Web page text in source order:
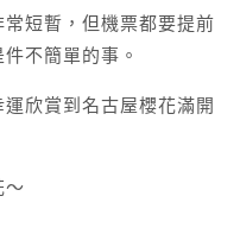
短暫，但機票都要提前
不簡單的事。
欣賞到名古屋櫻花滿開
～